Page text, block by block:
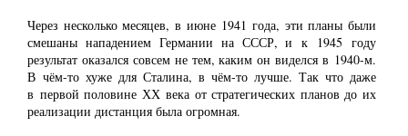
Через несколько месяцев, в июне 1941 года, эти планы были
смешаны нападением Германии на СССР, и к 1945 году
результат оказался совсем не тем, каким он виделся в 1940-м.
В чём-то хуже для Сталина, в чём-то лучше. Так что даже
в первой половине ХХ века от стратегических планов до их
реализации дистанция была огромная.